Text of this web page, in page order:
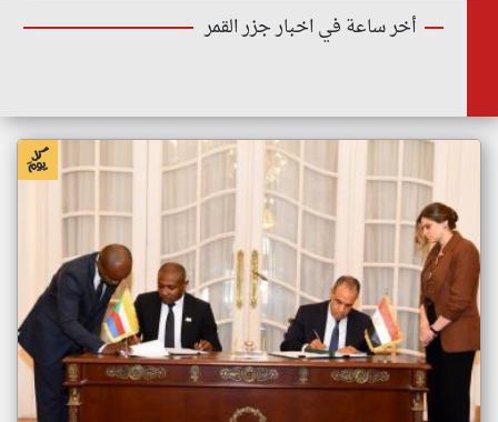
أخر ساعة في اخبار جزر القمر